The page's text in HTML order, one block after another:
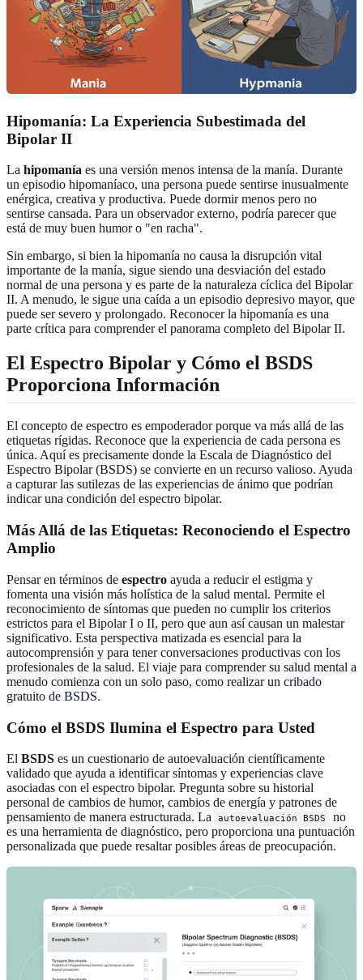
Hipomanía: La Experiencia Subestimada del
Bipolar II
La hipomanía es una versión menos intensa de la manía. Durante
un episodio hipomaníaco, una persona puede sentirse inusualmente
enérgica, creativa y productiva. Puede dormir menos pero no
sentirse cansada. Para un observador externo, podría parecer que
está de muy buen humor o "en racha".
Sin embargo, si bien la hipomanía no causa la disrupción vital
importante de la manía, sigue siendo una desviación del estado
normal de una persona y es parte de la naturaleza cíclica del Bipolar
II. A menudo, le sigue una caída a un episodio depresivo mayor, que
puede ser severo y prolongado. Reconocer la hipomanía es una
parte crítica para comprender el panorama completo del Bipolar II.
El Espectro Bipolar y Cómo el BSDS
Proporciona Información
El concepto de espectro es empoderador porque va más allá de las
etiquetas rígidas. Reconoce que la experiencia de cada persona es
única. Aquí es precisamente donde la Escala de Diagnóstico del
Espectro Bipolar (BSDS) se convierte en un recurso valioso. Ayuda
a capturar las sutilezas de las experiencias de ánimo que podrían
indicar una condición del espectro bipolar.
Más Allá de las Etiquetas: Reconociendo el Espectro
Amplio
Pensar en términos de espectro ayuda a reducir el estigma y
fomenta una visión más holística de la salud mental. Permite el
reconocimiento de síntomas que pueden no cumplir los criterios
estrictos para el Bipolar I o II, pero que aun así causan un malestar
significativo. Esta perspectiva matizada es esencial para la
autocomprensión y para tener conversaciones productivas con los
profesionales de la salud. El viaje para comprender su salud mental a
menudo comienza con un solo paso, como realizar un cribado
gratuito de BSDS.
Cómo el BSDS Ilumina el Espectro para Usted
El BSDS es un cuestionario de autoevaluación científicamente
validado que ayuda a identificar síntomas y experiencias clave
asociadas con el espectro bipolar. Pregunta sobre su historial
personal de cambios de humor, cambios de energía y patrones de
pensamiento de manera estructurada. La
autoevaluación BSDS
no
es una herramienta de diagnóstico, pero proporciona una puntuación
personalizada que puede resaltar posibles áreas de preocupación.